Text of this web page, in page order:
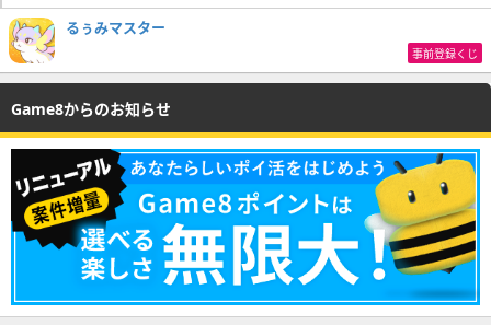
るぅみマスター
事前登録くじ
Game8からのお知らせ